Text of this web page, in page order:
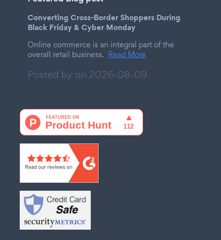
Converting Cross-Border Shoppers During
Black Friday & Cyber Monday
Online commerce is an integral part of the
overall retail business. Read More
Posted by on 2026-08-09